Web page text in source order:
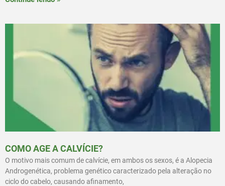
COMO AGE A CALVÍCIE?
O motivo mais comum de calvície, em ambos os sexos, é a Alopecia
Androgenética, problema genético caracterizado pela alteração no
ciclo do cabelo, causando afinamento,